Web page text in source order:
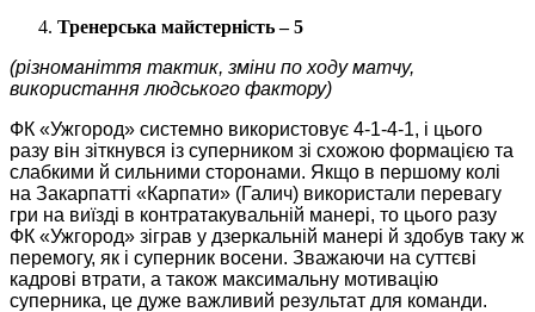
Тренерська майстерність – 5
(різноманіття тактик, зміни по ходу матчу,
використання людського фактору)
ФК «Ужгород» системно використовує 4-1-4-1, і цього
разу він зіткнувся із суперником зі схожою формацією та
слабкими й сильними сторонами. Якщо в першому колі
на Закарпатті «Карпати» (Галич) використали перевагу
гри на виїзді в контратакувальній манері, то цього разу
ФК «Ужгород» зіграв у дзеркальній манері й здобув таку ж
перемогу, як і суперник восени. Зважаючи на суттєві
кадрові втрати, а також максимальну мотивацію
суперника, це дуже важливий результат для команди.